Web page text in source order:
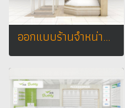
ออกแบบร้านจำหน่ายมือถือ :ร้านทวีทรัพย์ เทสโก้โลตัส สาขาเวียงสระจ.สุราษฎร์ธานี